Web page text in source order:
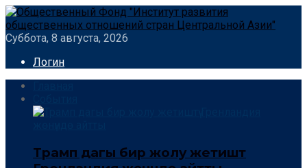
Суббота, 8 августа, 2026
Логин
Трамп дагы бир жолу жетиштүү